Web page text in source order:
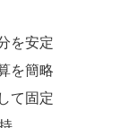
を安定
を簡略
て固定